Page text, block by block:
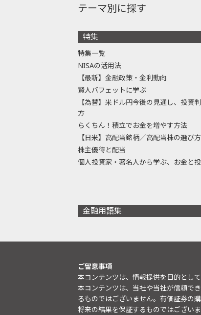
テーマ別に探す
特集
特集一覧
NISAの活用法
【最新】金融政策・金利動向
賢人バフェットに学ぶ
【為替】米ドル円今後の見通し、投資
方
らくちん！積立でお金を増やす方法
【日米】高配当銘柄／高配当株の選び方
株主優待と配当
個人投資家・著名人から学ぶ、お金と
金融用語集
ご留意事項
本コンテンツは、情報提供を目的として
本コンテンツは、当社や当社が信頼で
るものではございません。有価証券の
将来の結果を保証するものではござい